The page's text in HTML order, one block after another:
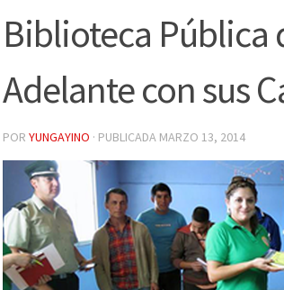
Biblioteca Pública
Adelante con sus
POR YUNGAYINO · PUBLICADA MARZO 13, 2014